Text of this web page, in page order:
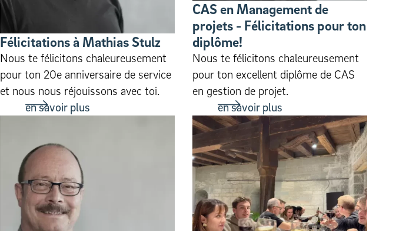
Félic­i­ta­tions à Mathias Stulz
Nous te félicitons chaleureusement
pour ton 20e anniversaire de service
et nous nous réjouissons avec toi.
en savoir plus
CAS en Management de
projets - Félicitations pour ton
diplôme!
Nous te félicitons chaleureusement
pour ton excellent diplôme de CAS
en gestion de projet.
en savoir plus